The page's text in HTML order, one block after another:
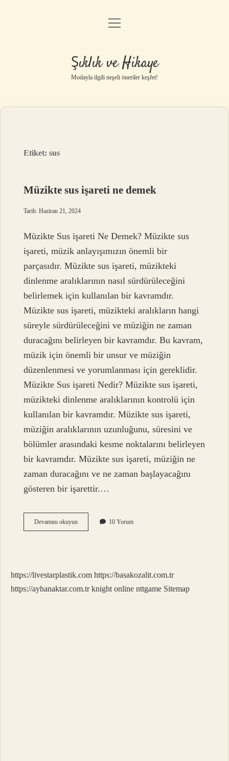
Gizlilik Politikası
Yasal Uyarı
menüyü
Şıklık ve Hikaye
Modayla ilgili neşeli öneriler keşfet!
Etiket:sus
Müzikte sus işareti ne demek
Tarih: Haziran 21, 2024
Müzikte Sus işareti Ne Demek? Müzikte sus
işareti, müzik anlayışımızın önemli bir
parçasıdır. Müzikte sus işareti, müzikteki
dinlenme aralıklarının nasıl sürdürüleceğini
belirlemek için kullanılan bir kavramdır.
Müzikte sus işareti, müzikteki aralıkların hangi
süreyle sürdürüleceğini ve müziğin ne zaman
duracağını belirleyen bir kavramdır. Bu kavram,
müzik için önemli bir unsur ve müziğin
düzenlenmesi ve yorumlanması için gereklidir.
Müzikte Sus işareti Nedir? Müzikte sus işareti,
müzikteki dinlenme aralıklarının kontrolü için
kullanılan bir kavramdır. Müzikte sus işareti,
müziğin aralıklarının uzunluğunu, süresini ve
bölümler arasındaki kesme noktalarını belirleyen
bir kavramdır. Müzikte sus işareti, müziğin ne
zaman duracağını ve ne zaman başlayacağını
gösteren bir işarettir.…
Devamını okuyunMüzikte
sus
10 Yorum
https://livestarplastik.com https://basakozalit.com.tr
https://ayhanaktar.com.tr knight online nttgame Sitemap